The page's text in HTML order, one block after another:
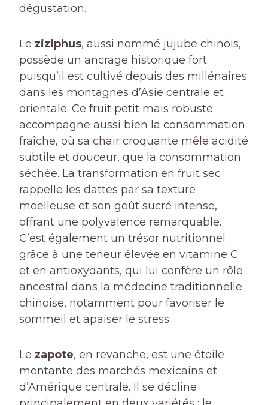
dégustation.
Le ziziphus, aussi nommé jujube chinois,
possède un ancrage historique fort
puisqu’il est cultivé depuis des millénaires
dans les montagnes d’Asie centrale et
orientale. Ce fruit petit mais robuste
accompagne aussi bien la consommation
fraîche, où sa chair croquante mêle acidité
subtile et douceur, que la consommation
séchée. La transformation en fruit sec
rappelle les dattes par sa texture
moelleuse et son goût sucré intense,
offrant une polyvalence remarquable.
C’est également un trésor nutritionnel
grâce à une teneur élevée en vitamine C
et en antioxydants, qui lui confère un rôle
ancestral dans la médecine traditionnelle
chinoise, notamment pour favoriser le
sommeil et apaiser le stress.
Le zapote, en revanche, est une étoile
montante des marchés mexicains et
d’Amérique centrale. Il se décline